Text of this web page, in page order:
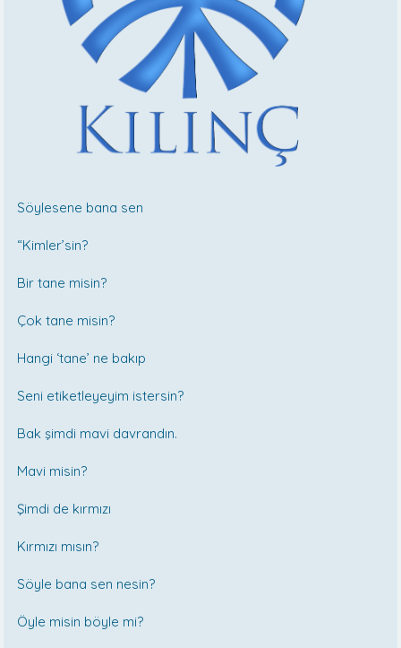
Söylesene bana sen
“Kimler’sin?
Bir tane misin?
Çok tane misin?
Hangi ‘tane’ ne bakıp
Seni etiketleyeyim istersin?
Bak şimdi mavi davrandın.
Mavi misin?
Şimdi de kırmızı
Kırmızı mısın?
Söyle bana sen nesin?
Öyle misin böyle mi?